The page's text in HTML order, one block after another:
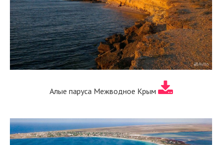
Алые паруса Межводное Крым